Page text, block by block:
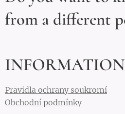
from a different
INFORMATION
Pravidla ochrany soukromí
Obchodní podmínky